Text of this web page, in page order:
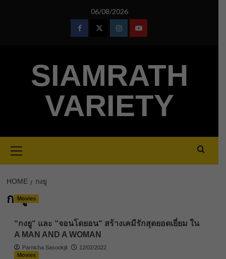
06/08/2026
FacebookTwitterInstagramYoutube
SIAMRATH
VARIETY
Menu
HOME กงยู
กงยูMovies
“กงยู“ และ “จอนโดยอน“ สร้างเคมีรักสุดยอดเยี่ยม ใน
A MAN AND A WOMAN
Parnicha Sasookjit
12/02/2022
Movies